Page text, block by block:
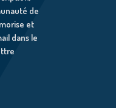
de
et
dans le